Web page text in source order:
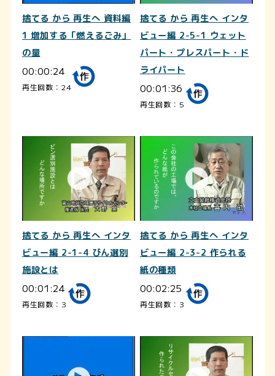
捨てる から 再生へ 資料編
1 増加する「燃えるごみ」
の量
00:00:24
再生回数：24
捨てる から 再生へ インタ
ビュー編 2-5-1 ウェット
パート・プレスパート・ド
ライパート
00:01:36
再生回数：5
捨てる から 再生へ インタ
ビュー編 2-1-4 びん選別
施設とは
00:01:24
再生回数：3
捨てる から 再生へ インタ
ビュー編 2-3-2 作られる
紙の種類
00:02:25
再生回数：3